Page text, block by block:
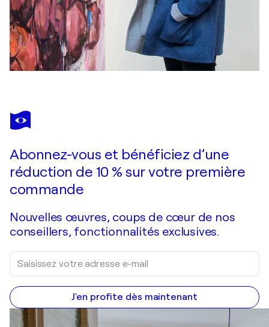
Abonnez-vous et bénéficiez d’une
réduction de 10 % sur votre première
commande
Nouvelles œuvres, coups de cœur de nos
conseillers, fonctionnalités exclusives.
J'en profite dès maintenant